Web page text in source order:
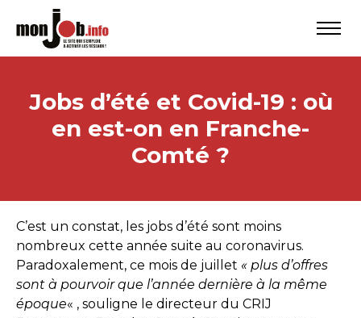
Jobs d’été et Covid-19 : où
en est-on en Franche-
Comté ?
C’est un constat, les jobs d’été sont moins
nombreux cette année suite au coronavirus.
Paradoxalement, ce mois de juillet « plus d’offres
sont à pourvoir que l’année dernière à la même
époque« , souligne le directeur du CRIJ